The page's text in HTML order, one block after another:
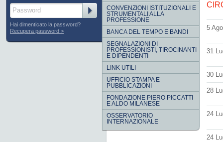
CONVENZIONI ISTITUZIONALI E
STRUMENTALI ALLA
PROFESSIONE
BANCA DEL TEMPO E BANDI
SEGNALAZIONI DI
PROFESSIONISTI, TIROCINANTI
E DIPENDENTI
LINK UTILI
UFFICIO STAMPA E
PUBBLICAZIONI
FONDAZIONE PIERO PICCATTI
E ALDO MILANESE
OSSERVATORIO
INTERNAZIONALE
Hai dimenticato la password?
Recupera password
5
31
30
28
24
24